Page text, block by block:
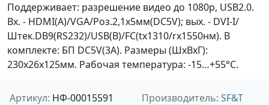
Поддерживает: разрешение видео до 1080p, USB2.0.
Вх. - HDMI(A)/VGA/Роз.2,1х5мм(DC5V); вых. - DVI-I/
Штек.DB9(RS232)/USB(B)/FC(tx1310/rx1550нм). В
комплекте: БП DC5V(3A). Размеры (ШxВxГ):
230x26x125мм. Рабочая температура: -15…+55°С.
Артикул: НФ-00015591 Производитель: SF&T